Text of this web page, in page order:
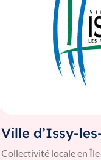
Ville d’Issy-
Collectivité locale en